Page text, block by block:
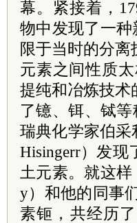
幕。紧接着，
物中发现了一种
限于当时的分离
元素之间性质
提纯和冶炼技术
了镱、铒、铽
瑞典化学家伯采
Hisingerr）发现
土元素。就这
y）和他的同事
素钷，共经历